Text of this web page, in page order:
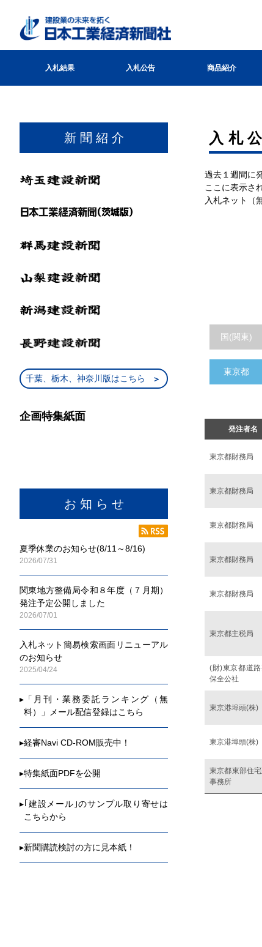
入札結果 入札公告 商品紹介
新 聞 紹 介
千葉、栃木、神奈川版はこちら
企画特集紙面
お 知 ら せ
夏季休業のお知らせ(8/11～8/16)
2026/07/31
関東地方整備局令和８年度（７月期）
発注予定公開しました
2026/07/01
入札ネット簡易検索画面リニューアル
のお知らせ
2025/04/24
▸ 「月刊・業務委託ランキング（無
料）」メール配信登録はこちら
▸経審Navi CD-ROM販売中！
▸特集紙面PDFを公開
▸ ｢建設メール｣のサンプル取り寄せは
こちらから
▸新聞購読検討の方に見本紙！
入札
過去１週間に
ここに表示さ
入札ネット（
国(関東)
東京都
発注者名
東京都財務局
東京都財務局
東京都財務局
東京都財務局
東京都財務局
東京都主税局
(財)東京都道
保全公社
東京港埠頭(株)
東京港埠頭(株)
東京都東部住
事務所